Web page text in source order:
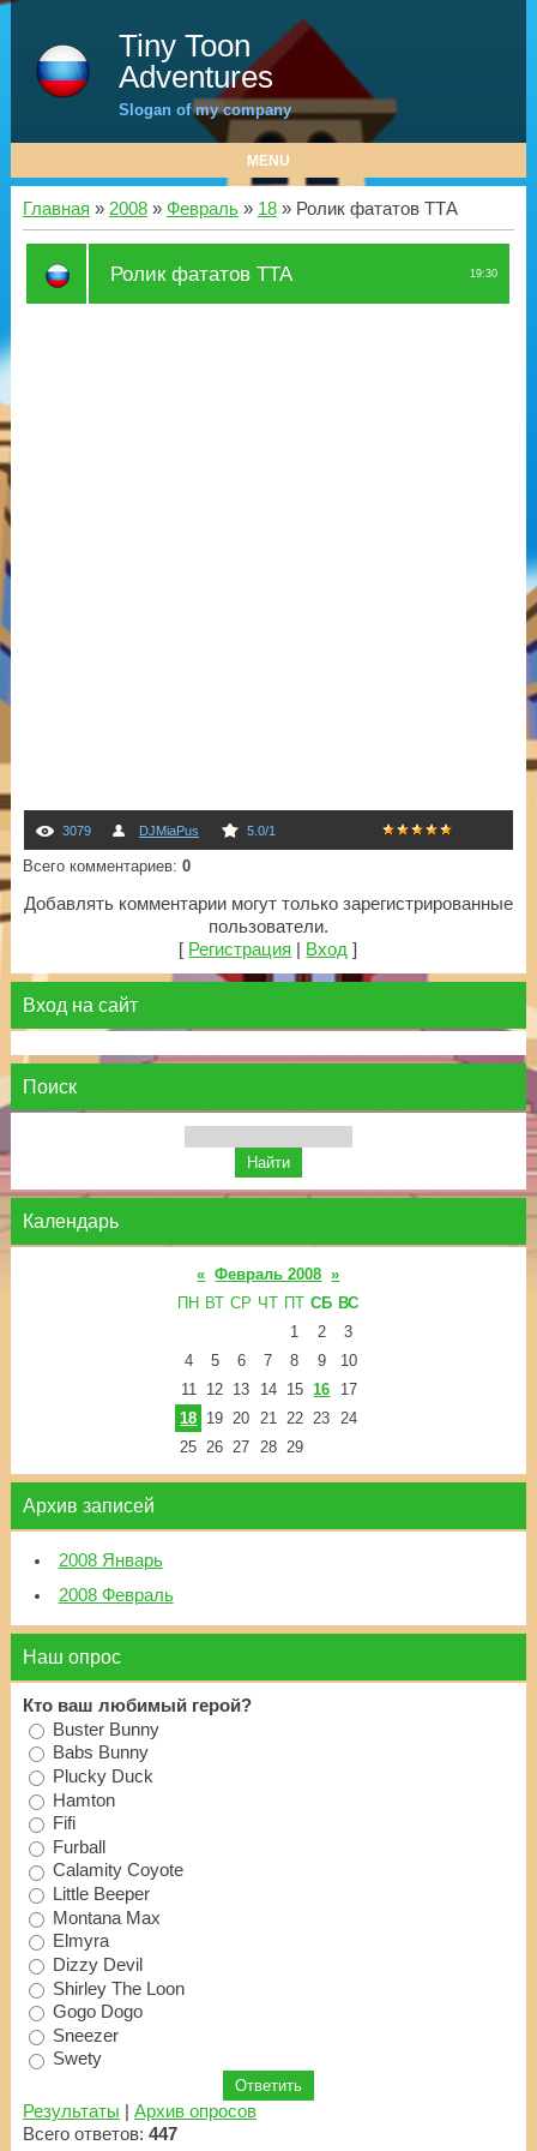
Tiny Toon
Adventures
Slogan of my company
MENU
Главная » 2008 » Февраль » 18» Ролик фататов ТТА
19:30
Ролик фататов ТТА
3079 DJMiaPus 5.0/1
Всего комментариев: 0
Добавлять комментарии могут только зарегистрированные
пользователи.
[ Регистрация Вход ]
Вход на сайт
Поиск
Календарь
« Февраль 2008 »
ПН ВТ СР ЧТ ПТ СБ ВС
1
2
3
4
5 6 7 8 9
10
11
12 13 14 15 16
17
18 19 20 21 22 23
24
25 26 27 28 29
Архив записей
2008 Январь
2008 Февраль
Наш опрос
Кто ваш любимый герой?
Buster Bunny
Babs Bunny
Plucky Duck
Hamton
Fifi
Furball
Calamity Coyote
Little Beeper
Montana Max
Elmyra
Dizzy Devil
Shirley The Loon
Gogo Dogo
Sneezer
Swety
Результаты
Архив опросов
Всего ответов: 447